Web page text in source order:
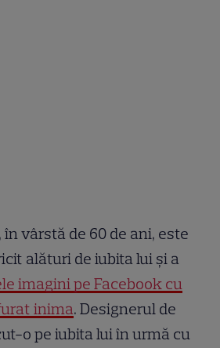
vârstă de 60 de ani, este
alături de iubita lui și a
imagini pe Facebook cu
inima. Designerul de
o pe iubita lui în urmă cu